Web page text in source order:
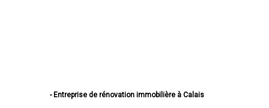
- Entreprise de rénovation immobilière à Calais